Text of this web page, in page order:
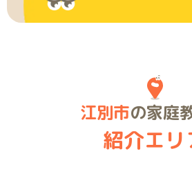
江別市の家庭
紹介エリ